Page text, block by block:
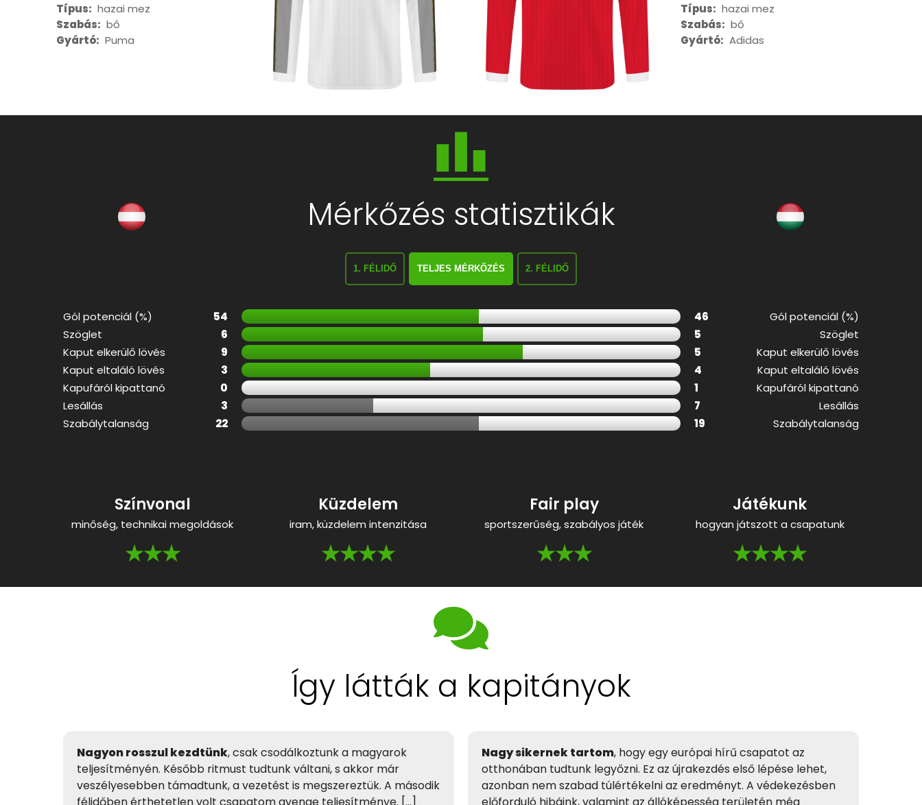
Típus: hazai mez
Szabás: bő
Gyártó: Puma
Típus: hazai mez
Szabás: bő
Gyártó: Adidas
Mérkőzés statisztikák
1. FÉLIDŐ TELJES MÉRKŐZÉS 2. FÉLIDŐ
Gól potenciál (%)
54
Szöglet
6
Kaput elkerülő lövés
9
Kaput eltaláló lövés
3
Kapufáról kipattanó
0
3
Lesállás
22
Szabálytalanság
46
Gól potenciál (%)
5
Szöglet
5
Kaput elkerülő lövés
4
Kaput eltaláló lövés
1
Kapufáról kipattanó
7
Lesállás
19
Szabálytalanság
Színvonal
minőség, technikai megoldások
★★★
Küzdelem
iram, küzdelem intenzitása
★★★★
Fair play
sportszerűség, szabályos játék
★★★
Játékunk
hogyan játszott a csapatunk
★★★★
Így látták a kapitányok
Nagyon rosszul kezdtünk, csak csodálkoztunk a magyarok
teljesítményén. Később ritmust tudtunk váltani, s akkor már
veszélyesebben támadtunk, a vezetést is megszereztük. A második
félidőben érthetetlen volt csapatom gyenge teljesítménye. […]
Nagy sikernek tartom, hogy egy európai hírű csapatot az
otthonában tudtunk legyőzni. Ez az újrakezdés első lépése lehet,
azonban nem szabad túlértékelni az eredményt. A védekezésben
előforduló hibáink, valamint az állóképesség területén még